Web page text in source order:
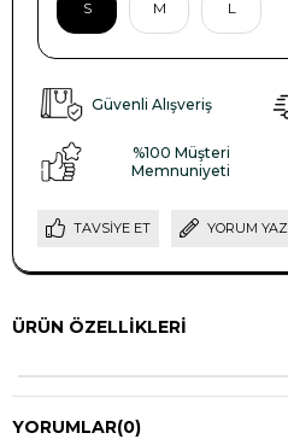
S M L
Güvenli Alışveriş
%100 Müşteri
Memnuniyeti
TAVSIYE ET YORUM YAZ
ÜRÜN ÖZELLIKLERI
YORUMLAR(0)